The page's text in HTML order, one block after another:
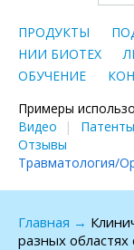
Травматология/
ПРОДУКТЫ
НИИ БИОТЕХ
ОБУЧЕНИЕ
Примеры
Видео
Патенты
Отзывы
Главная →
разных областях